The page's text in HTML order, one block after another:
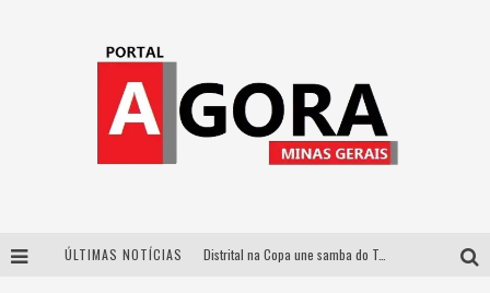
ÚLTIMAS NOTÍCIAS Distrital na Copa une samba do Trem dos Onze, acervo do Museu do Mineirão e transmissão em 4K para duelo contra o Haiti